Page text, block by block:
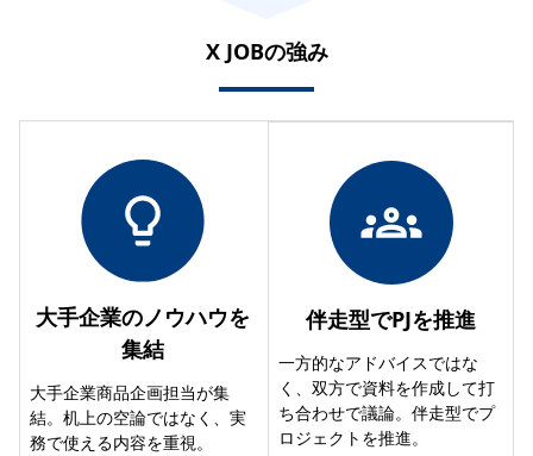
X JOBの強み
大手企業のノウハウを
集結
大手企業商品企画担当が集
結。机上の空論ではなく、実
務で使える内容を重視。
伴走型でPJを推進
一方的なアドバイスではな
く、双方で資料を作成して打
ち合わせで議論。伴走型でプ
ロジェクトを推進。